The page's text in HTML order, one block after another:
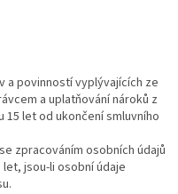
a povinností vyplývajících ze
a uplatňování nároků z
let od ukončení smluvního
zpracováním osobních údajů
jsou-li osobní údaje